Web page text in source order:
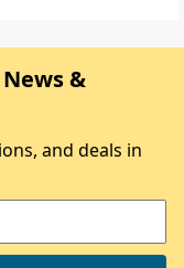
&
and deals in